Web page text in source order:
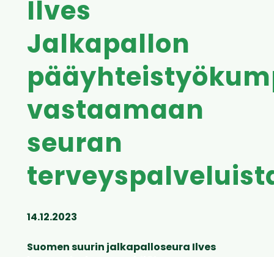
Ilves
Jalkapallon
vastaamaan
seuran
14.12.2023
Suomen suurin jalkapalloseura Ilves